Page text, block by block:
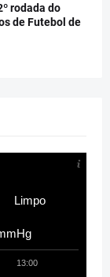
rodada do
de Futebol de
Limpo
13:00